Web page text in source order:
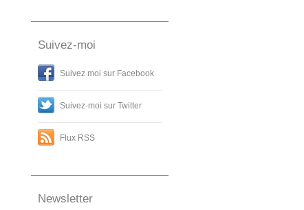
Suivez-moi
Suivez moi sur Facebook
Suivez-moi sur Twitter
Flux RSS
Newsletter